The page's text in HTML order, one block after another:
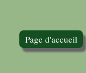
Page d'accueil